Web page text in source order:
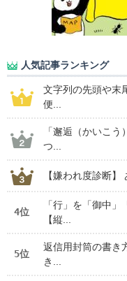
人気記事ランキング
文字列の先頭や末
便...
「邂逅（かいこ
つ...
【嫌われ度診断
4位
「行」を「御中
【縦...
5位
返信用封筒の書き
き...